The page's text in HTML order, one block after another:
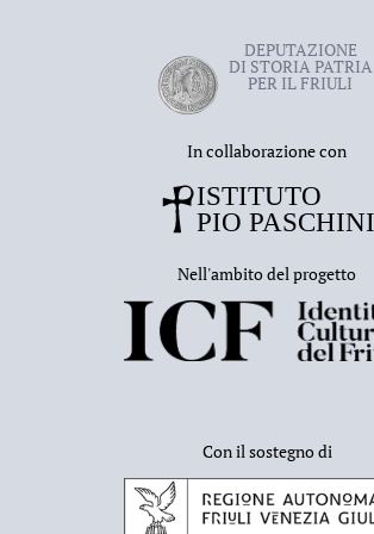
DEPUTAZIONE
DI STORIA PATRIA
PER IL FRIULI
In collaborazione con
Nell'ambito del progetto
Con il sostegno di